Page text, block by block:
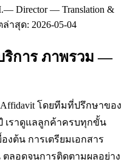
— Director — Translation &
ล่าสุด: 2026-05-04
ริการ ภาพรวม —
โดยทีมที่ปรึกษาของ
เราดูแลลูกค้าครบทุกขั้น
ต้น การเตรียมเอกสาร
ตลอดจนการติดตามผลอย่าง